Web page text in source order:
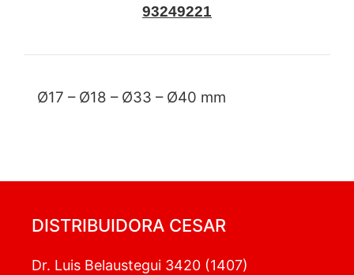
93249221
Ø17 – Ø18 – Ø33 – Ø40 mm
DISTRIBUIDORA CESAR
Dr. Luis Belaustegui 3420 (1407)